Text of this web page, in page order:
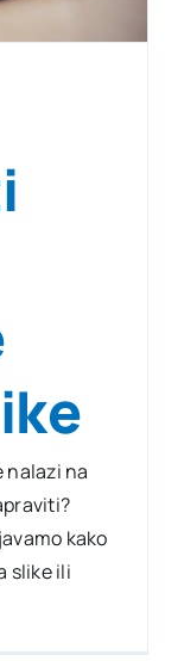
nalazi na
kako
slike ili